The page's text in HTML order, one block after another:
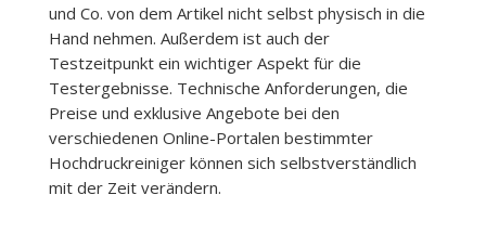
und Co. von dem Artikel nicht selbst physisch in die
Hand nehmen. Außerdem ist auch der
Testzeitpunkt ein wichtiger Aspekt für die
Testergebnisse. Technische Anforderungen, die
Preise und exklusive Angebote bei den
verschiedenen Online-Portalen bestimmter
Hochdruckreiniger können sich selbstverständlich
mit der Zeit verändern.